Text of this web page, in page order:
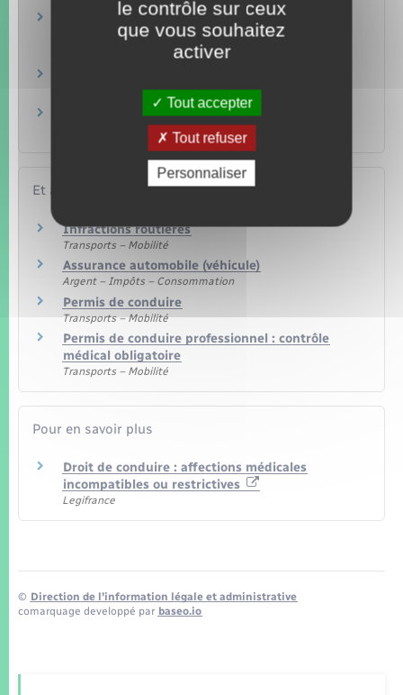
Quelle amende en cas de non respect d'une
restriction du permis de conduire (port de
permis de conduire ?
Permis de conduire à points : comment faire
une réclamation ?
Et aussi
Infractions routières
Transports – Mobilité
Assurance automobile (véhicule)
Argent – Impôts – Consommation
Permis de conduire
Transports – Mobilité
Permis de conduire professionnel : contrôle
médical obligatoire
Transports – Mobilité
Pour en savoir plus
Droit de conduire : affections médicales
incompatibles ou restrictives
Legifrance
© Direction de l’information légale et administrative
comarquage developpé par baseo.io
le contrôle sur ceux
que vous souhaitez
activer
Tout accepter
Tout refuser
Personnaliser